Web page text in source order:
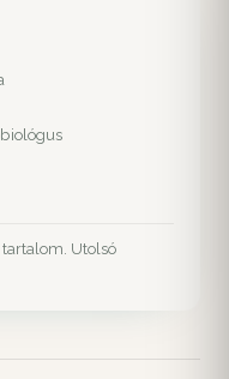
Utolsó